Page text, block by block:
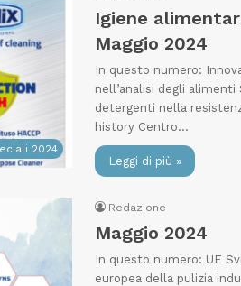
2024
Igiene
Maggio 2024
In questo numero:
nell’analisi degli
detergenti nella
history Centro…
Leggi di più »
Redazione
Maggio 2024
In questo numero: UE
europea della pulizia